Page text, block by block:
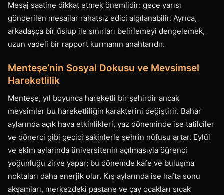
Mesaj saatine dikkat etmek önemlidir: gece yarısı
gönderilen mesajlar rahatsız edici algılanabilir. Ayrıca,
arkadaşça bir üslup ile sınırları belirlemeyi dengelemek,
uzun vadeli bir rapport kurmanın anahtarıdır.
Menteşe’nin Sosyal Dokusu ve Mevsimsel
Hareketlilik
Menteşe, yıl boyunca hareketli bir şehirdir ancak
mevsimler bu hareketliliğin karakterini değiştirir. Bahar
aylarında açık hava etkinlikleri, yaz döneminde ise tatilciler
ve dönerci gibi geçici sakinlerle şehrin nüfusu artar. Eylül
ve ekim aylarında üniversitenin açılmasıyla öğrenci
yoğunluğu zirve yapar; bu dönemde kafe ve buluşma
noktaları daha enerjik olur. Kış aylarında ise hafta sonu
akşamları, merkezdeki pastane ve çay ocakları sıcak